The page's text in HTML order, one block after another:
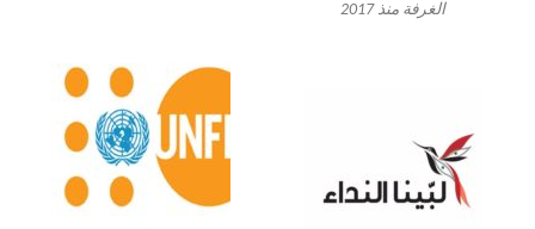
الغرفة منذ 2017